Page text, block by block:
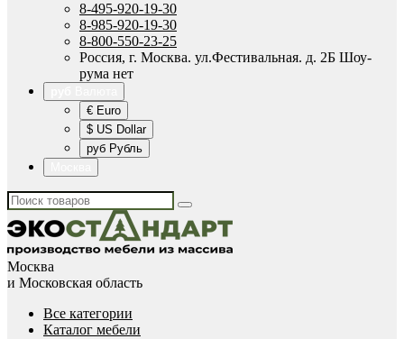
8-495-920-19-30
8-985-920-19-30
8-800-550-23-25
Россия, г. Москва. ул.Фестивальная. д. 2Б Шоу-
рума нет
€ Euro
$ US Dollar
руб Рубль
Москва
и Московская область
Все категории
Каталог мебели